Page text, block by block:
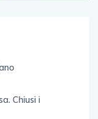
Chiusi i